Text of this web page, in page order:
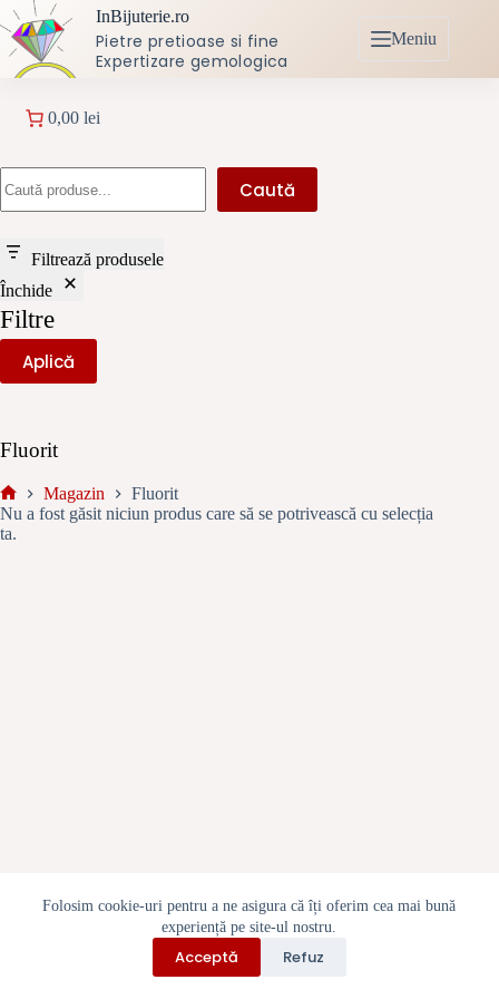
Sari
la
conținut
Folosim cookie-uri pentru a ne asigura că îți oferim cea mai bună
experiență pe site-ul nostru.
Acceptă Refuz
InBijuterie.ro
Pietre pretioase si fine
Expertizare gemologica
Meniu
Fluorit
Prima
pagină
Magazin
Fluorit
Nu a fost găsit niciun produs care să se potrivească cu selecția
ta.
0,00 lei
Caută
Filtrează produsele
Închide
Filtre
Aplică
Contact
Despre noi
Politica de rambursări și returnări